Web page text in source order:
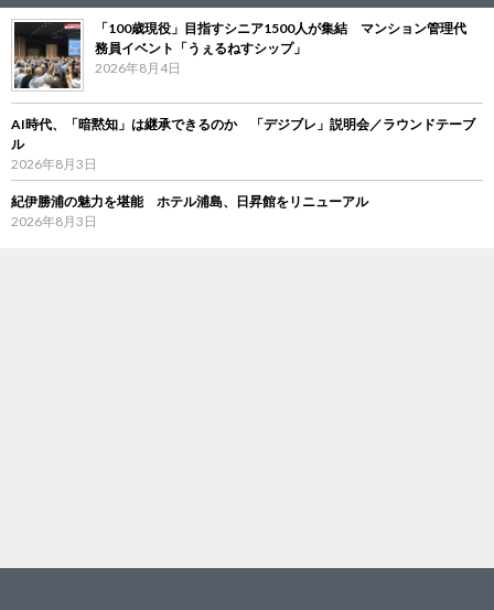
「100歳現役」目指すシニア1500人が集結 マンション管理代
務員イベント「うぇるねすシップ」
2026年8月4日
AI時代、「暗黙知」は継承できるのか 「デジブレ」説明会／ラウンドテーブ
ル
2026年8月3日
紀伊勝浦の魅力を堪能 ホテル浦島、日昇館をリニューアル
2026年8月3日